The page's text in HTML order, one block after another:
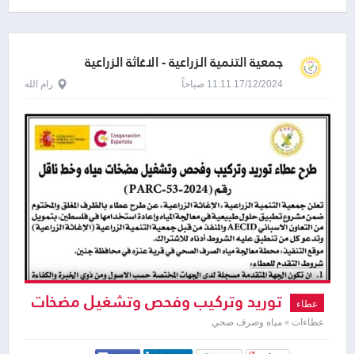
جمعية التنمية الزراعية - الاغاثة الزراعية
الفلسطينية - بارك
17/12/2024 11:11 صباحاً رام الله
عطاء توريد وتركيب وفحص وتشغيل مضخات
مياه وخط ناقل
عطاءات » مياه وصرف صحي